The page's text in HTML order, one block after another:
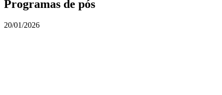
Programas de pós
20/01/2026